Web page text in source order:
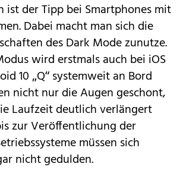
ist der Tipp bei Smartphones mit
Dabei macht man sich die
des Dark Mode zunutze.
wird erstmals auch bei iOS
10 „Q“systemweit an Bord
nicht nur die Augen geschont,
Laufzeit deutlich verlängert
zur Veröffentlichung der
müssen sich
nicht gedulden.